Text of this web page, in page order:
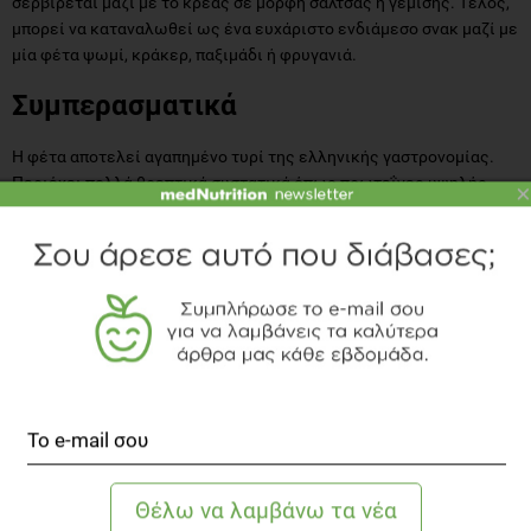
μπορεί να καταναλωθεί ως ένα ευχάριστο ενδιάμεσο σνακ μαζί με
μία φέτα ψωμί, κράκερ, παξιμάδι ή φρυγανιά.
Συμπερασματικά
Η φέτα αποτελεί αγαπημένο τυρί της ελληνικής γαστρονομίας.
Περιέχει πολλά θρεπτικά συστατικά όπως πρωτεΐνες υψηλής
βιολογικής αξίας. Ωστόσο, θα πρέπει να είμαστε προσεκτικοί στην
διατροφική ετικέτα του προϊόντος.
Zlatanos S., Laskaridis K., Feist C., Sagredos A., CLA content
and fatty acid composition of Greek Feta and hard cheeses,
×